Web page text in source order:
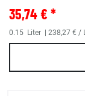
35,74 € *
0.15 Liter | 238,27 € /